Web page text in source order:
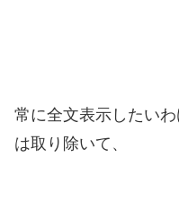
常に全文表示したい
は取り除いて、